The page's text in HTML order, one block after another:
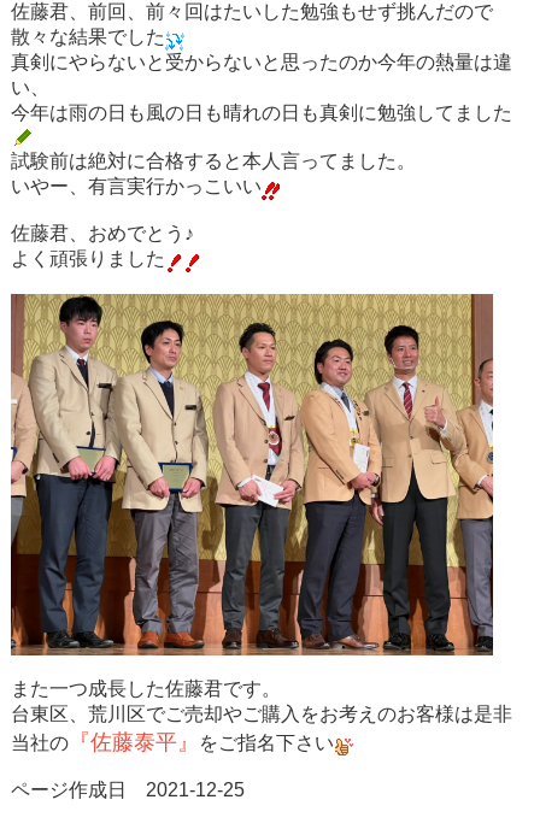
佐藤君、前回、前々回はたいした勉強もせず挑んだので
散々な結果でした
真剣にやらないと受からないと思ったのか今年の熱量は違
い、
今年は雨の日も風の日も晴れの日も真剣に勉強してました
試験前は絶対に合格すると本人言ってました。
いやー、有言実行かっこいい
佐藤君、おめでとう♪
よく頑張りました
また一つ成長した佐藤君です。
台東区、荒川区でご売却やご購入をお考えのお客様は是非
当社の『佐藤泰平』 をご指名下さい
ページ作成日 2021-12-25